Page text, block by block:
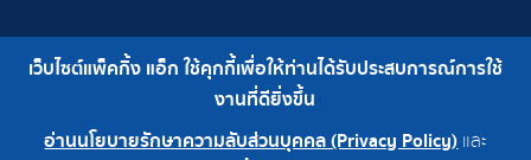
Copyright © 2019 Packing Ag Co,. Ltd. All Rights Reserved.
Telephone : 0-2308-2102 | Fax : 0-2308-2487
เว็บไซต์แพ็คกิ้ง แอ็ก ใช้คุกกี้เพื่อให้ท่านได้รับประสบการณ์การใช้
งานที่ดียิ่งขึ้น
อ่านนโยบายรักษาความลับส่วนบุคคล (Privacy Policy) และ
0-2308-2102